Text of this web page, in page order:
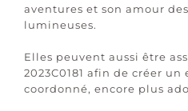
aventures et son amour
lumineuses.
Elles peuvent aussi être
2023C0181 afin de créer
coordonné, encore plus